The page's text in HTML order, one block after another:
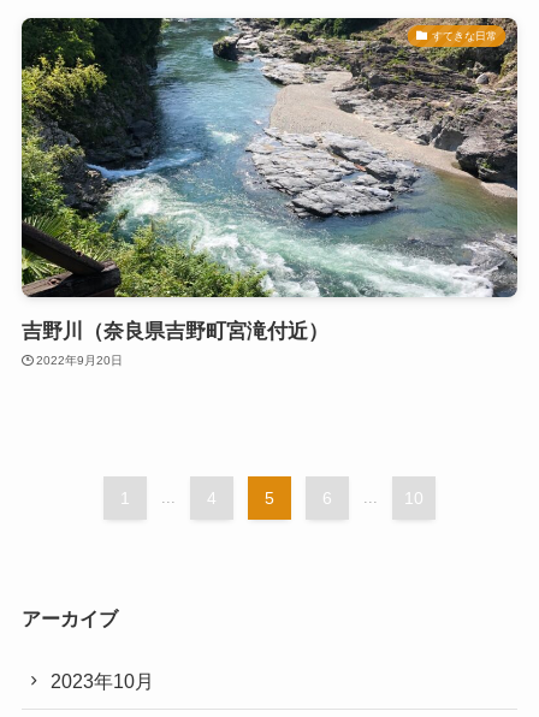
すてきな日常
吉野川（奈良県吉野町宮滝付近）
2022年9月20日
1 4 5 6 10
アーカイブ
2023年10月